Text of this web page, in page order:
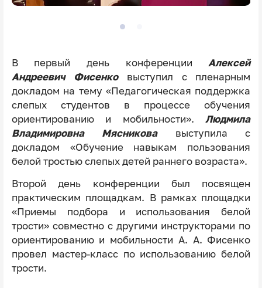
В первый день конференции Алексей
Андреевич Фисенковыступил с пленарным
докладом на тему «Педагогическая поддержка
слепых студентов в процессе обучения
ориентированию и мобильности».Людмила
Владимировна Мясниковавыступила с
докладом «Обучение навыкам пользования
белой тростью слепых детей раннего возраста».
Второй день конференции был посвящен
практическим площадкам. В рамках площадки
«Приемы подбора и использования белой
трости» совместно с другими инструкторами по
ориентированию и мобильности А. А. Фисенко
провел мастер-класс по использованию белой
трости.